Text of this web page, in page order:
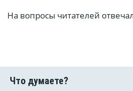
На вопросы читателей